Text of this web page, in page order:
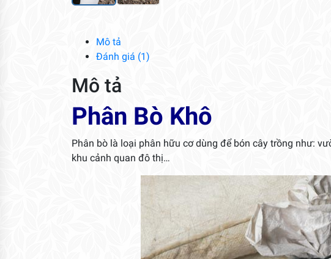
Mô tả
Đánh giá (1)
Mô tả
Phân Bò Khô
Phân bò là loại phân hữu cơ dùng để bón cây trồng như:
khu cảnh quan đô thị…